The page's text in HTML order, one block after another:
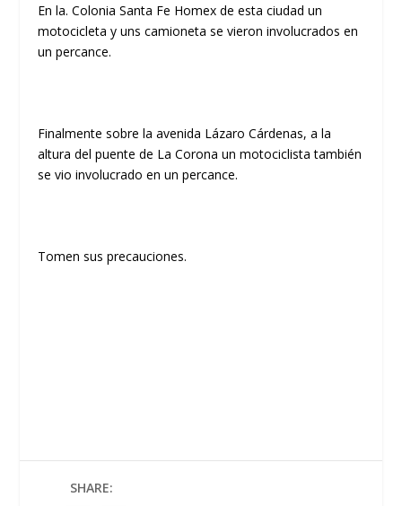
En la. Colonia Santa Fe Homex de esta ciudad un
motocicleta y uns camioneta se vieron involucrados en
un percance.
Finalmente sobre la avenida Lázaro Cárdenas, a la
altura del puente de La Corona un motociclista también
se vio involucrado en un percance.
Tomen sus precauciones.
SHARE: